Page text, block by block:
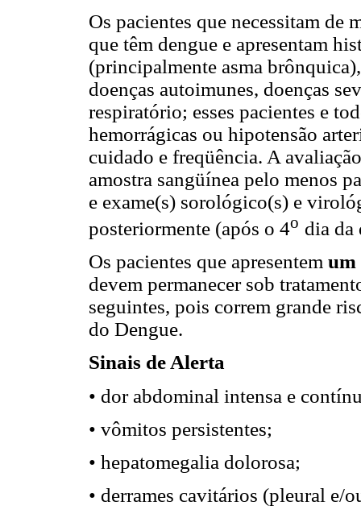
Os pacientes que necessitam de
que têm dengue e apresentam
(principalmente asma
doenças autoimunes, doenças
respiratório; esses pacientes e
hemorrágicas ou hipotensão
cuidado e freqüência. A
amostra sangüínea pelo menos
e exame(s) sorológico(s) e
posteriormente (após o 4o dia da
Os pacientes que apresentem um
devem permanecer sob
seguintes, pois correm grande
do Dengue.
Sinais de Alerta
• dor abdominal intensa e
• vômitos persistentes;
• hepatomegalia dolorosa;
• derrames cavitários (pleural e/